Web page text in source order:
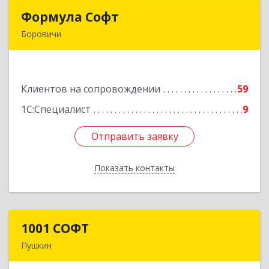
Формула Софт
Боровичи
Клиентов на сопровождении
59
1С:Специалист
9
Отправить заявку
Показать контакты
Подробнее
Отправить заявку
Назад
1001 СОФТ
Пушкин